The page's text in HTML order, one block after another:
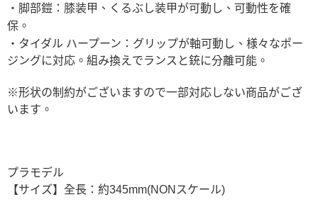
・脚部鎧：膝装甲、くるぶし装甲が可動し、可動性を確
保。
・タイダル ハープーン：グリップが軸可動し、様々なポー
ジングに対応。組み換えでランスと銃に分離可能。
※形状の制約がございますので一部対応しない商品がござ
います。
プラモデル
【サイズ】全長：約345mm(NONスケール)